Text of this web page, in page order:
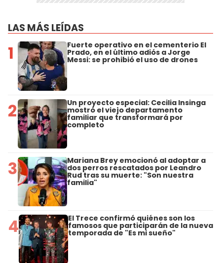
LAS MÁS LEÍDAS
1 Fuerte operativo en el cementerio El
Prado, en el último adiós a Jorge
Messi: se prohibió el uso de drones
2 Un proyecto especial: Cecilia Insinga
mostró el viejo departamento
familiar que transformará por
completo
3 Mariana Brey emocionó al adoptar a
dos perros rescatados por Leandro
Rud tras su muerte: "Son nuestra
familia"
4 El Trece confirmó quiénes son los
famosos que participarán de la nueva
temporada de "Es mi sueño"